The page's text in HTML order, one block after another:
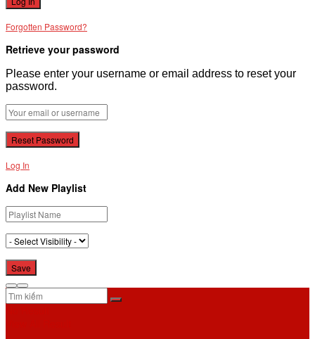
Forgotten Password?
Retrieve your password
Please enter your username or email address to reset your
password.
Log In
Add New Playlist